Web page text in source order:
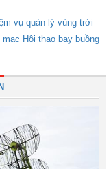
vụ quản lý vùng trời
Hội thao bay buồng